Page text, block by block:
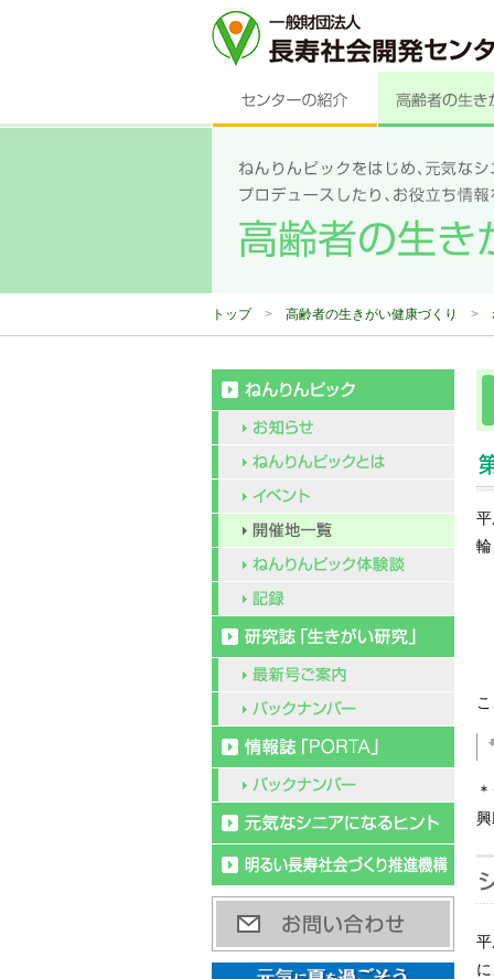
トップ> 高齢者の生きがい健康づくり >